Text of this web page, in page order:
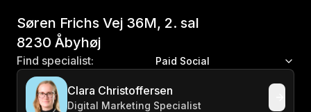
Søren Frichs Vej 36M, 2. sal
8230 Åbyhøj
Find specialist: Paid Social
Clara Christoffersen
Digital Marketing Specialist